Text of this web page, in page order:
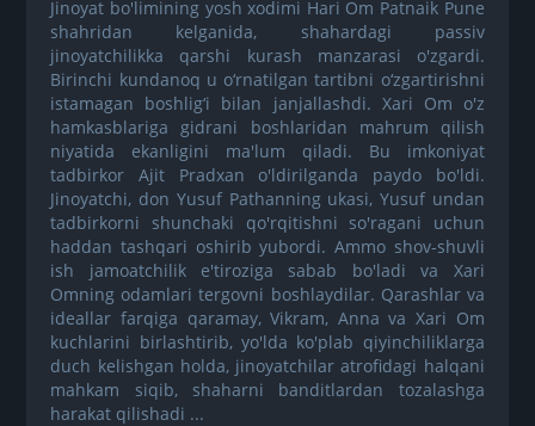
Jinoyat bo'limining yosh xodimi Hari Om Patnaik Pune
shahridan kelganida, shahardagi passiv
jinoyatchilikka qarshi kurash manzarasi o'zgardi.
Birinchi kundanoq u o‘rnatilgan tartibni o‘zgartirishni
istamagan boshlig‘i bilan janjallashdi. Xari Om o'z
hamkasblariga gidrani boshlaridan mahrum qilish
niyatida ekanligini ma'lum qiladi. Bu imkoniyat
tadbirkor Ajit Pradxan o'ldirilganda paydo bo'ldi.
Jinoyatchi, don Yusuf Pathanning ukasi, Yusuf undan
tadbirkorni shunchaki qo'rqitishni so'ragani uchun
haddan tashqari oshirib yubordi. Ammo shov-shuvli
ish jamoatchilik e'tiroziga sabab bo'ladi va Xari
Omning odamlari tergovni boshlaydilar. Qarashlar va
ideallar farqiga qaramay, Vikram, Anna va Xari Om
kuchlarini birlashtirib, yo'lda ko'plab qiyinchiliklarga
duch kelishgan holda, jinoyatchilar atrofidagi halqani
mahkam siqib, shaharni banditlardan tozalashga
harakat qilishadi ...